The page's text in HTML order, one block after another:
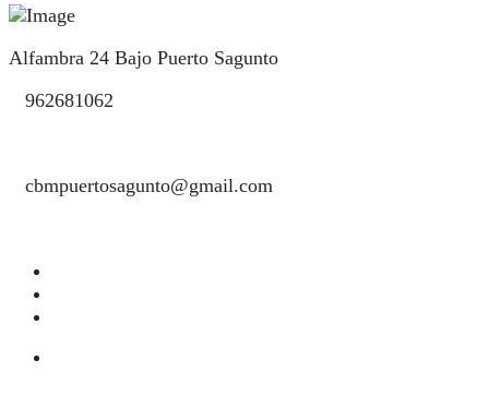
Alfambra 24 Bajo Puerto Sagunto
962681062
cbmpuertosagunto@gmail.com